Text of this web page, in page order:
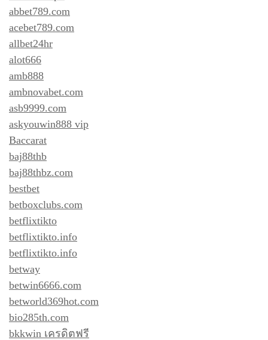
abbet789.com
acebet789.com
allbet24hr
alot666
amb888
ambnovabet.com
asb9999.com
askyouwin888 vip
Baccarat
baj88thb
baj88thbz.com
bestbet
betboxclubs.com
betflixtikto
betflixtikto.info
betflixtikto.info
betway
betwin6666.com
betworld369hot.com
bio285th.com
bkkwin เครดิตฟรี